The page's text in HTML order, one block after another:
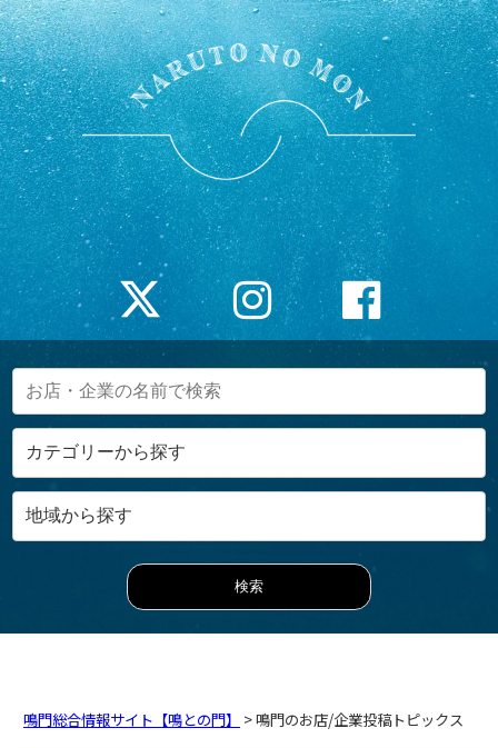
鳴門総合情報サイト【鳴との門】 > 鳴門のお店/企業投稿トピックス